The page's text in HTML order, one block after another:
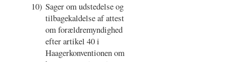
10) Sager om udstedelse og
tilbagekaldelse af attest
om forældremyndighed
efter artikel 40 i
Haagerkonventionen om